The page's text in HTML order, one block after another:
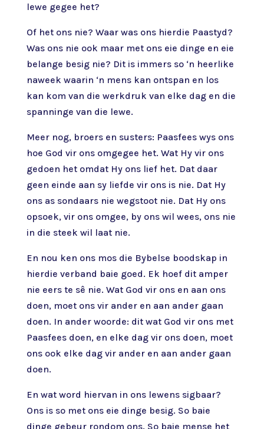
lewe gegee het?
Of het ons nie? Waar was ons hierdie Paastyd?
Was ons nie ook maar met ons eie dinge en eie
belange besig nie? Dit is immers so ‘n heerlike
naweek waarin ‘n mens kan ontspan en los
kan kom van die werkdruk van elke dag en die
spanninge van die lewe.
Meer nog, broers en susters: Paasfees wys ons
hoe God vir ons omgegee het. Wat Hy vir ons
gedoen het omdat Hy ons lief het. Dat daar
geen einde aan sy liefde vir ons is nie. Dat Hy
ons as sondaars nie wegstoot nie. Dat Hy ons
opsoek, vir ons omgee, by ons wil wees, ons nie
in die steek wil laat nie.
En nou ken ons mos die Bybelse boodskap in
hierdie verband baie goed. Ek hoef dit amper
nie eers te sê nie. Wat God vir ons en aan ons
doen, moet ons vir ander en aan ander gaan
doen. In ander woorde: dit wat God vir ons met
Paasfees doen, en elke dag vir ons doen, moet
ons ook elke dag vir ander en aan ander gaan
doen.
En wat word hiervan in ons lewens sigbaar?
Ons is so met ons eie dinge besig. So baie
dinge gebeur rondom ons. So baie mense het